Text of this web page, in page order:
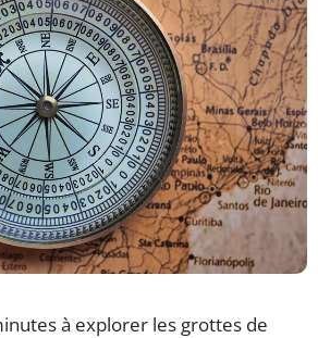
à explorer les grottes de